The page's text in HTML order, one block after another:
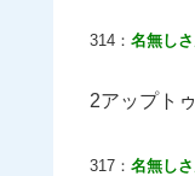
314： 名無し
2アップト
317： 名無し